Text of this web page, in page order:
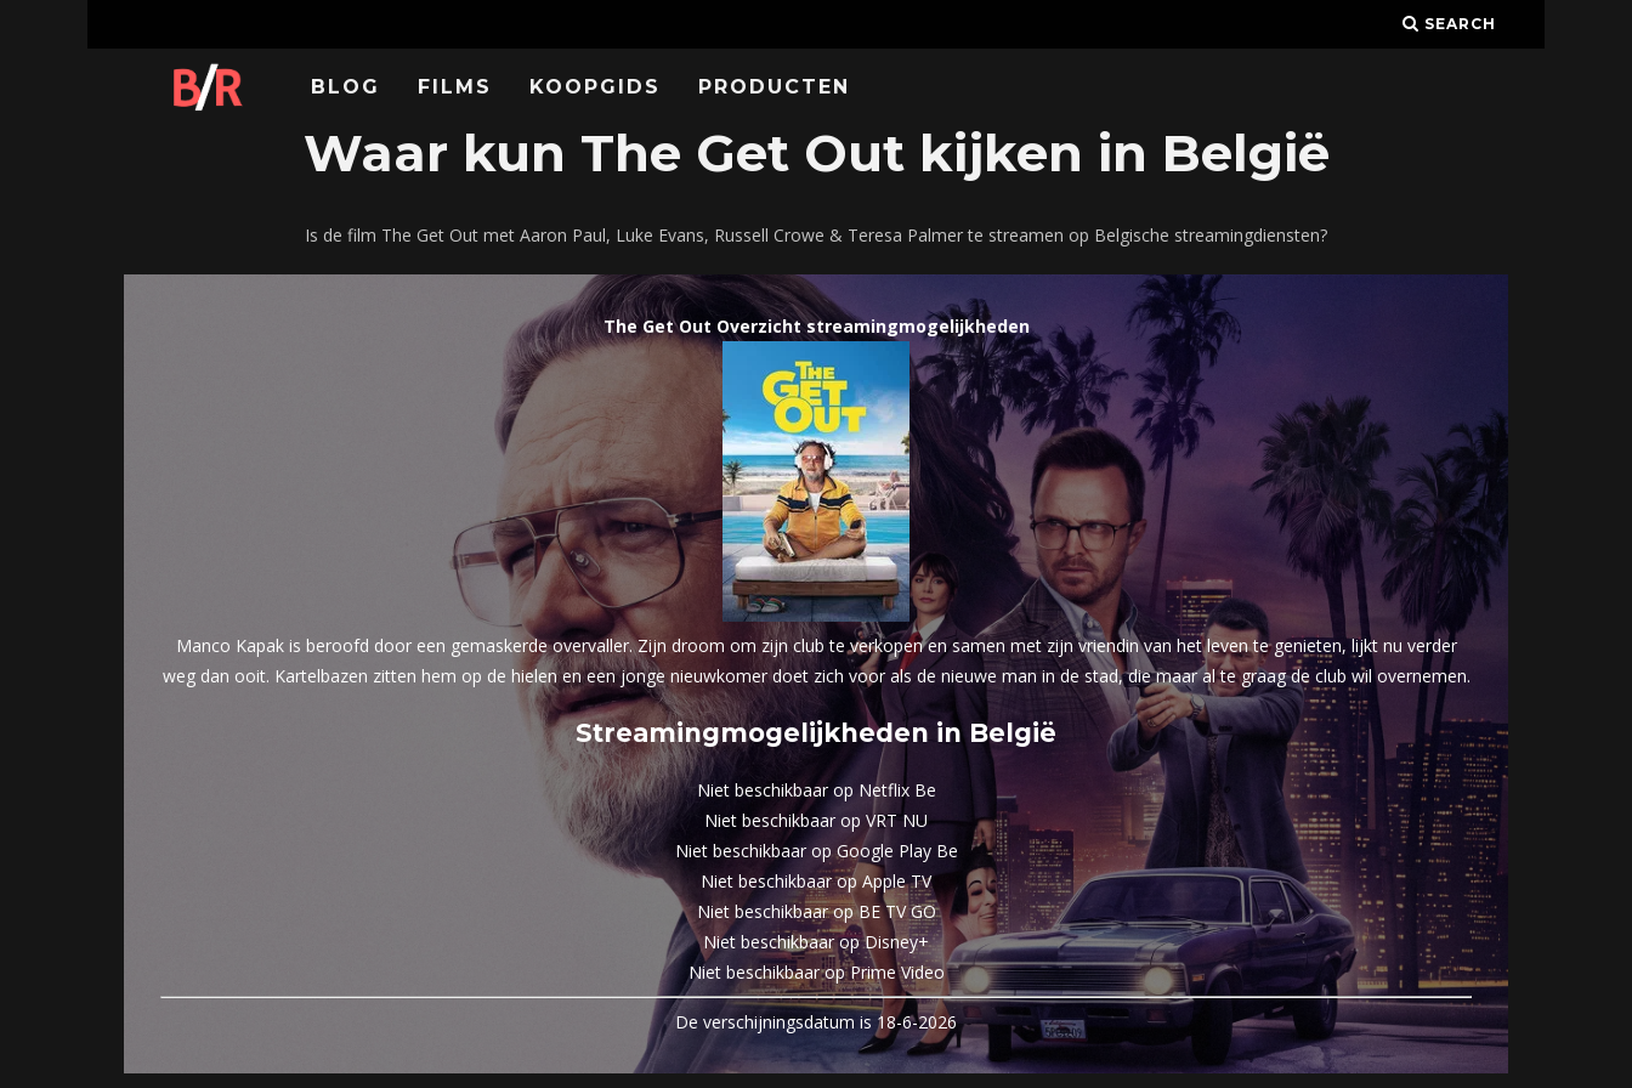
SEARCH
BLOG FILMS KOOPGIDS PRODUCTEN
Waar kun The Get Out kijken in België
Is de film The Get Out met Aaron Paul, Luke Evans, Russell Crowe & Teresa Palmer te streamen op Belgische streamingdiensten?
The Get Out Overzicht streamingmogelijkheden
Manco Kapak is beroofd door een gemaskerde overvaller. Zijn droom om zijn club te verkopen en samen met zijn vriendin van het leven te genieten, lijkt nu verder
weg dan ooit. Kartelbazen zitten hem op de hielen en een jonge nieuwkomer doet zich voor als de nieuwe man in de stad, die maar al te graag de club wil overnemen.
Streamingmogelijkheden in België
Niet beschikbaar op Netflix Be
Niet beschikbaar op VRT NU
Niet beschikbaar op Google Play Be
Niet beschikbaar op Apple TV
Niet beschikbaar op BE TV GO
Niet beschikbaar op Disney+
Niet beschikbaar op Prime Video
De verschijningsdatum is 18-6-2026